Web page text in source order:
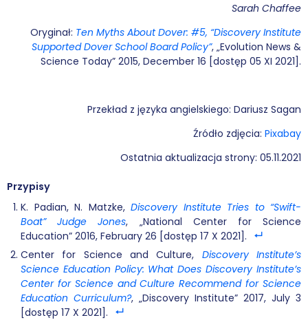
Sarah Chaffee
Oryginał: Ten Myths About Dover: #5, “Discovery Institute
Supported Dover School Board Policy”, „Evolution News &
Science Today” 2015, December 16 [dostęp 05 XI 2021].
Przekład z języka angielskiego: Dariusz Sagan
Źródło zdjęcia: Pixabay
Ostatnia aktualizacja strony: 05.11.2021
Przypisy
K. Padian, N. Matzke, Discovery Institute Tries to “Swift-
Boat” Judge Jones, „National Center for Science
Education” 2016, February 26 [dostęp 17 X 2021].
Center for Science and Culture, Discovery Institute’s
Science Education Policy: What Does Discovery Institute’s
Center for Science and Culture Recommend for Science
Education Curriculum?, „Discovery Institute” 2017, July 3
[dostęp 17 X 2021].